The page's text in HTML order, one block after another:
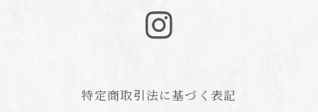
特定商取引法に基づく表記